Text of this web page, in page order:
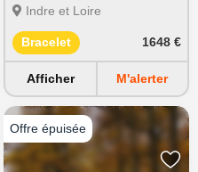
Indre et Loire
Bracelet 1648 €
Afficher M'alerter